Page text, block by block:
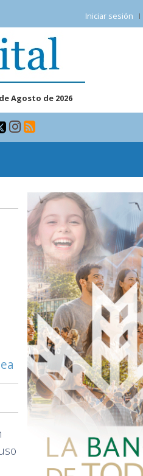
Iniciar sesión
Agosto de 2026